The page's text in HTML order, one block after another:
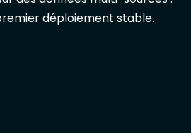
déploiement stable.